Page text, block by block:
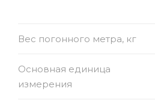
Вес погонного метра, кг
Основная единица
измерения